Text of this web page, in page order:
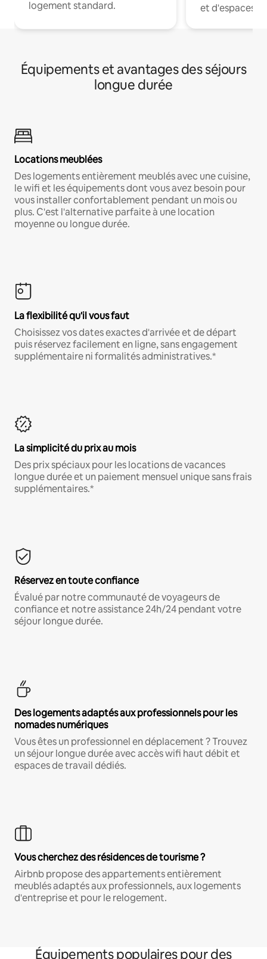
logement standard.
et d'espaces
Équipements et avantages des séjours
longue durée
Locations meublées
Des logements entièrement meublés avec une cuisine,
le wifi et les équipements dont vous avez besoin pour
vous installer confortablement pendant un mois ou
plus. C'est l'alternative parfaite à une location
moyenne ou longue durée.
La flexibilité qu'il vous faut
Choisissez vos dates exactes d'arrivée et de départ
puis réservez facilement en ligne, sans engagement
supplémentaire ni formalités administratives.*
La simplicité du prix au mois
Des prix spéciaux pour les locations de vacances
longue durée et un paiement mensuel unique sans frais
supplémentaires.*
Réservez en toute confiance
Évalué par notre communauté de voyageurs de
confiance et notre assistance 24h/24 pendant votre
séjour longue durée.
Des logements adaptés aux professionnels pour les
nomades numériques
Vous êtes un professionnel en déplacement ? Trouvez
un séjour longue durée avec accès wifi haut débit et
espaces de travail dédiés.
Vous cherchez des résidences de tourisme ?
Airbnb propose des appartements entièrement
meublés adaptés aux professionnels, aux logements
d'entreprise et pour le relogement.
Équipements populaires pour des